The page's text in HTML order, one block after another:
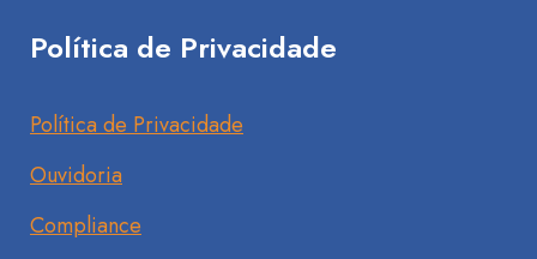
Política de Privacidade
Política de Privacidade
Ouvidoria
Compliance